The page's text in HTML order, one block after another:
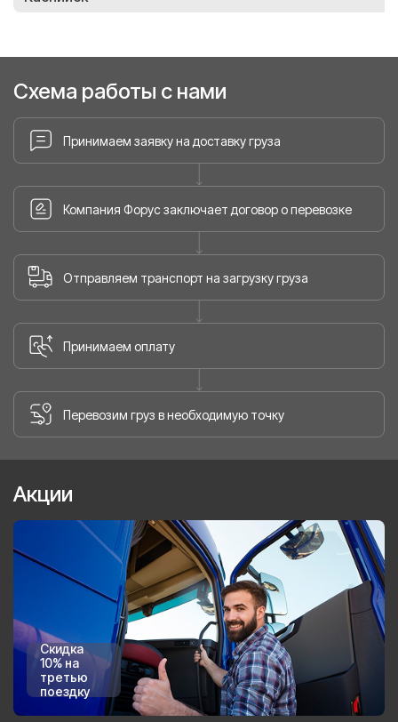
Схема работы с нами
Принимаем заявку на доставку груза
Компания Форус заключает договор о перевозке
Отправляем транспорт на загрузку груза
Принимаем оплату
Перевозим груз в необходимую точку
Акции
Скидка
10% на
третью
поездку